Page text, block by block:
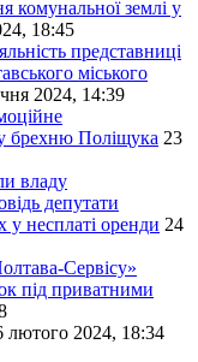
комунальної землі у
18:45
представниці
міського
2024, 14:39
брехню Поліщука 23
владу
депутати
у несплаті оренди 24
Сервісу»
під приватними
лютого 2024, 18:34